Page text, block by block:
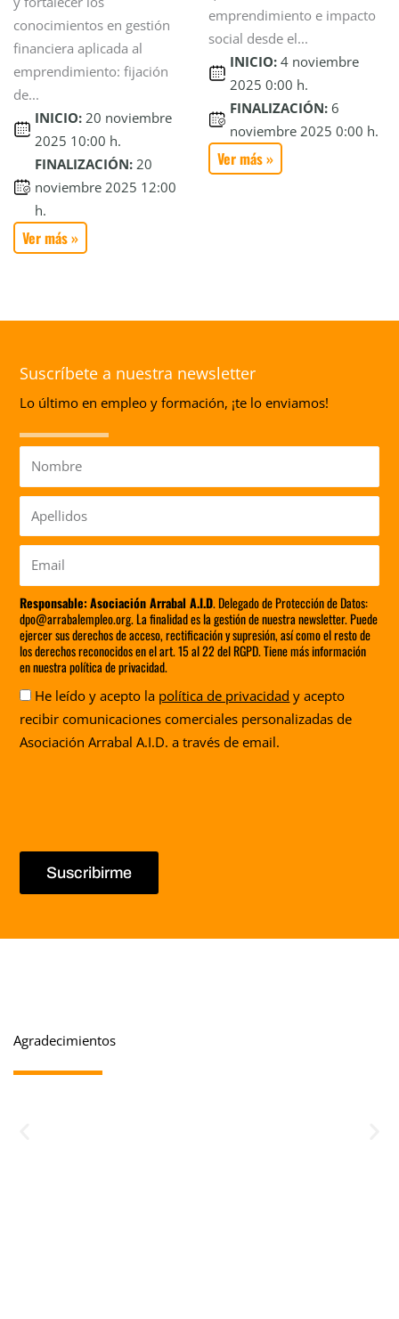
conocimientos en gestión
financiera aplicada al
emprendimiento: fijación
de...
INICIO: 20 noviembre
2025 10:00 h.
FINALIZACIÓN: 20
noviembre 2025 12:00
h.
Ver más »
emprendimiento e impacto
social desde el...
INICIO: 4 noviembre
2025 0:00 h.
FINALIZACIÓN: 6
noviembre 2025 0:00 h.
Ver más »
Suscríbete a nuestra newsletter
Lo último en empleo y formación, ¡te lo enviamos!
Nombre
Apellidos
Email
Responsable: Asociación Arrabal A.I.D. Delegado de Protección de Datos:
dpo@arrabalempleo.org. La finalidad es la gestión de nuestra newsletter. Puede
ejercer sus derechos de acceso, rectificación y supresión, así como el resto de
los derechos reconocidos en el art. 15 al 22 del RGPD. Tiene más información
en nuestra política de privacidad.
Aceptación
He leído y acepto la política de privacidad y acepto
recibir comunicaciones comerciales personalizadas de
Asociación Arrabal A.I.D. a través de email.
Suscribirme
Agradecimientos